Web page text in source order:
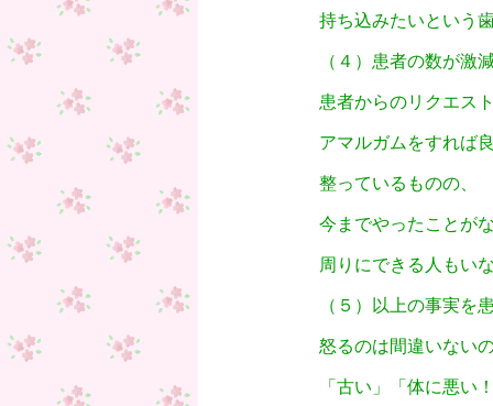
持ち込みたいという
（４）患者の数が激
患者からのリクエス
アマルガムをすれば
整っているものの、
今までやったことが
周りにできる人もい
（５）以上の事実を
怒るのは間違いない
「古い」「体に悪い